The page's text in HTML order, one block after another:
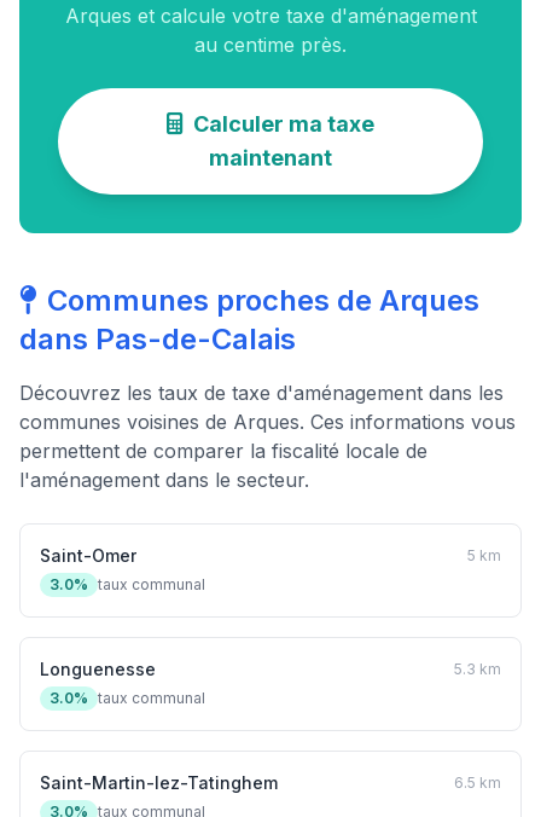
Arques et calcule votre taxe d'aménagement
au centime près.
Calculer ma taxe
maintenant
Communes proches de Arques
dans Pas-de-Calais
Découvrez les taux de taxe d'aménagement dans les
communes voisines de Arques. Ces informations vous
permettent de comparer la fiscalité locale de
l'aménagement dans le secteur.
Saint-Omer
5 km
3.0% taux communal
Longuenesse
5.3 km
3.0% taux communal
Saint-Martin-lez-Tatinghem
6.5 km
3.0% taux communal